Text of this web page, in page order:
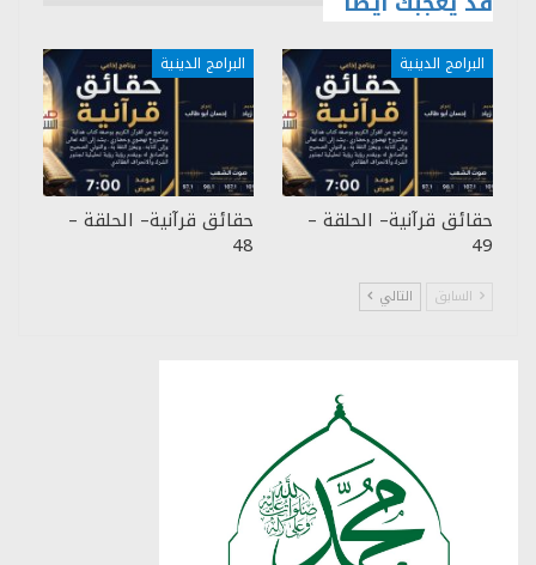
البرامج الدينية
حقائق قرآنية– الحلقة –
49
البرامج الدينية
حقائق قرآنية– الحلقة –
48
السابق التالي